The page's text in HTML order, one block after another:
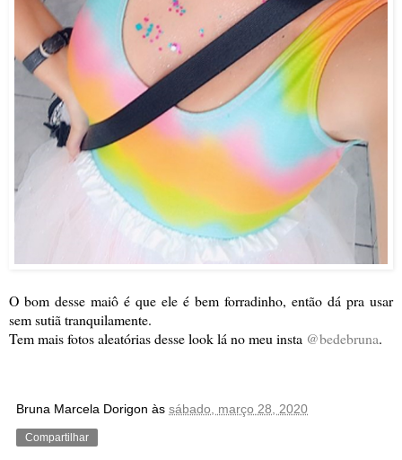
O bom desse maiô é que ele é bem forradinho, então dá pra usar
sem sutiã tranquilamente.
Tem mais fotos aleatórias desse look lá no meu insta @bedebruna.
Bruna Marcela Dorigon às sábado, março 28, 2020
Compartilhar